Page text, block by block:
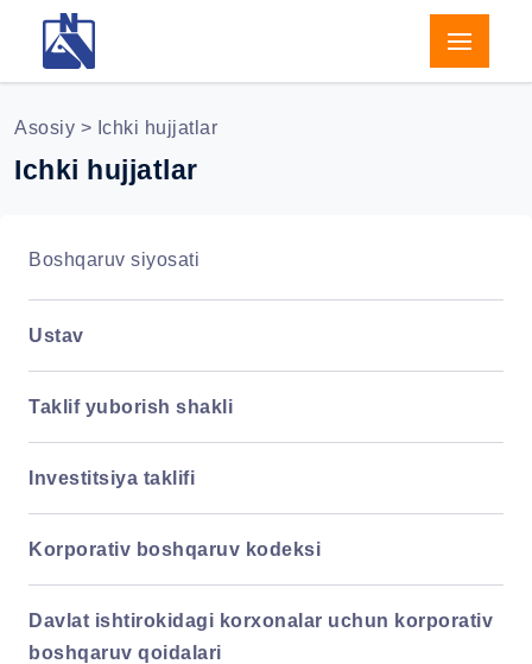
Asosiy > Ichki hujjatlar
Ichki hujjatlar
Boshqaruv siyosati
Ustav
Taklif yuborish shakli
Investitsiya taklifi
Korporativ boshqaruv kodeksi
Davlat ishtirokidagi korxonalar uchun korporativ
boshqaruv qoidalari